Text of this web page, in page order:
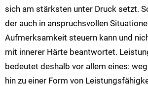
sich am stärksten unter Druck setzt.
der auch in anspruchsvollen
Aufmerksamkeit steuern kann und
mit innerer Härte beantwortet.
bedeutet deshalb vor allem eines:
hin zu einer Form von